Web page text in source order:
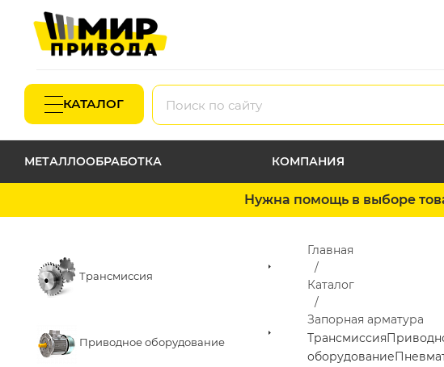
КАТАЛОГ
МЕТАЛЛООБРАБОТКА КОМПАНИЯ
Нужна помощь в выборе
Трансмиссия
Приводное оборудование
Главная
Каталог
Запорная арматура
Трансмиссия
оборудование